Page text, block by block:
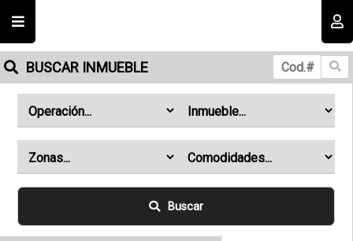
Recordar datos
BUSCAR INMUEBLE
Buscar